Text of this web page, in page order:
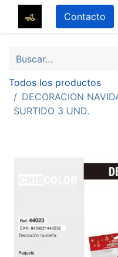
Contacto
Todos los productos
DECORACION
SURTIDO 3 UND.